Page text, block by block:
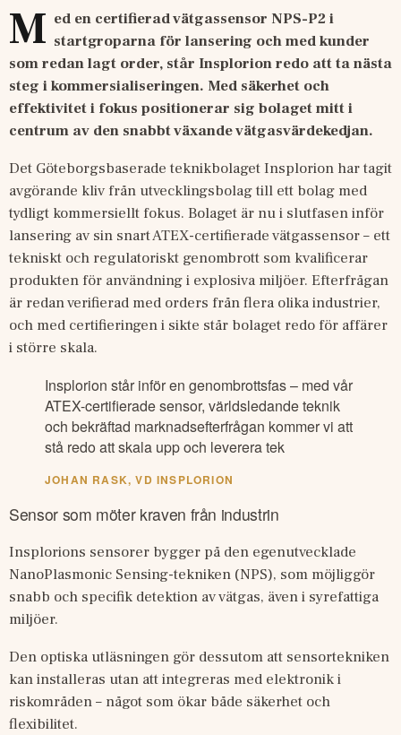
M ed en certifierad vätgassensor NPS-P2 i
startgroparna för lansering och med kunder
som redan lagt order, står Insplorion redo att ta nästa
steg i kommersialiseringen. Med säkerhet och
effektivitet i fokus positionerar sig bolaget mitt i
centrum av den snabbt växande vätgasvärdekedjan.
Det Göteborgsbaserade teknikbolaget Insplorion har tagit
avgörande kliv från utvecklingsbolag till ett bolag med
tydligt kommersiellt fokus. Bolaget är nu i slutfasen inför
lansering av sin snart ATEX-certifierade vätgassensor – ett
tekniskt och regulatoriskt genombrott som kvalificerar
produkten för användning i explosiva miljöer. Efterfrågan
är redan verifierad med orders från flera olika industrier,
och med certifieringen i sikte står bolaget redo för affärer
i större skala.
Insplorion står inför en genombrottsfas – med vår
ATEX-certifierade sensor, världsledande teknik
och bekräftad marknadsefterfrågan kommer vi att
stå redo att skala upp och leverera tek
JOHAN RASK, VD INSPLORION
Sensor som möter kraven från industrin
Insplorions sensorer bygger på den egenutvecklade
NanoPlasmonic Sensing-tekniken (NPS), som möjliggör
snabb och specifik detektion av vätgas, även i syrefattiga
miljöer.
Den optiska utläsningen gör dessutom att sensortekniken
kan installeras utan att integreras med elektronik i
riskområden – något som ökar både säkerhet och
flexibilitet.